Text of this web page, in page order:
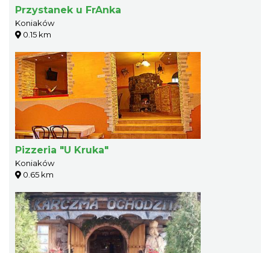
Przystanek u FrAnka
Koniaków
0.15 km
Pizzeria "U Kruka"
Koniaków
0.65 km